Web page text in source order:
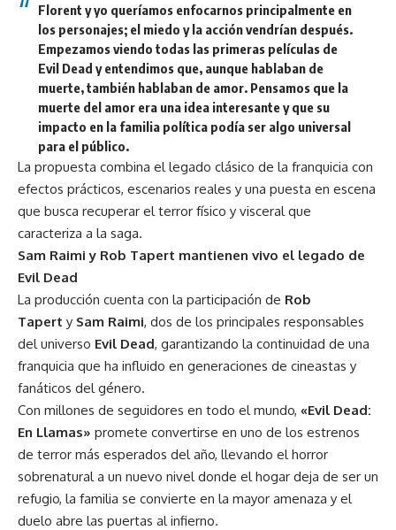
Florent y yo queríamos enfocarnos principalmente en
los personajes; el miedo y la acción vendrían después.
Empezamos viendo todas las primeras películas de
Evil Dead y entendimos que, aunque hablaban de
muerte, también hablaban de amor. Pensamos que la
muerte del amor era una idea interesante y que su
impacto en la familia política podía ser algo universal
para el público.
La propuesta combina el legado clásico de la franquicia con
efectos prácticos, escenarios reales y una puesta en escena
que busca recuperar el terror físico y visceral que
caracteriza a la saga.
Sam Raimi y Rob Tapert mantienen vivo el legado de
Evil Dead
La producción cuenta con la participación de Rob
Tapert y Sam Raimi, dos de los principales responsables
del universo Evil Dead, garantizando la continuidad de una
franquicia que ha influido en generaciones de cineastas y
fanáticos del género.
Con millones de seguidores en todo el mundo, «Evil Dead:
En Llamas» promete convertirse en uno de los estrenos
de terror más esperados del año, llevando el horror
sobrenatural a un nuevo nivel donde el hogar deja de ser un
refugio, la familia se convierte en la mayor amenaza y el
duelo abre las puertas al infierno.